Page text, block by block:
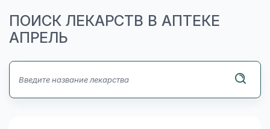
ПОИСК ЛЕКАРСТВ В АПТЕКЕ
АПРЕЛЬ